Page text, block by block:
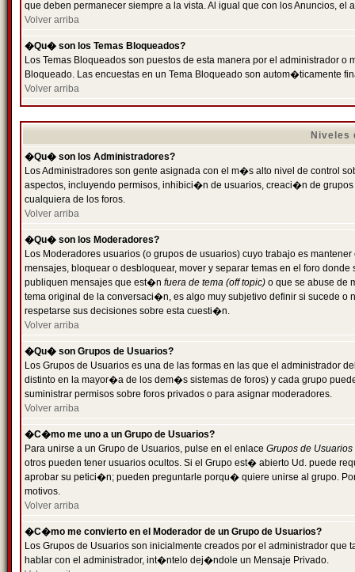
que deben permanecer siempre a la vista. Al igual que con los Anuncios,
Volver arriba
�Qu� son los Temas Bloqueados?
Los Temas Bloqueados son puestos de esta manera por el administrador
Bloqueado. Las encuestas en un Tema Bloqueado son autom�ticamente
Volver arriba
Niveles
�Qu� son los Administradores?
Los Administradores son gente asignada con el m�s alto nivel de control
aspectos, incluyendo permisos, inhibici�n de usuarios, creaci�n de
cualquiera de los foros.
Volver arriba
�Qu� son los Moderadores?
Los Moderadores usuarios (o grupos de usuarios) cuyo trabajo es
mensajes, bloquear o desbloquear, mover y separar temas en el foro
publiquen mensajes que est�n fuera de tema (off topic) o que se abuse de
tema original de la conversaci�n, es algo muy subjetivo definir si sucede
respetarse sus decisiones sobre esta cuesti�n.
Volver arriba
�Qu� son Grupos de Usuarios?
Los Grupos de Usuarios es una de las formas en las que el administrador
distinto en la mayor�a de los dem�s sistemas de foros) y cada grupo
suministrar permisos sobre foros privados o para asignar moderadores.
Volver arriba
�C�mo me uno a un Grupo de Usuarios?
Para unirse a un Grupo de Usuarios, pulse en el enlace Grupos de Usuarios
otros pueden tener usuarios ocultos. Si el Grupo est� abierto Ud. puede
aprobar su petici�n; pueden preguntarle porqu� quiere unirse al grupo.
motivos.
Volver arriba
�C�mo me convierto en el Moderador de un Grupo de Usuarios?
Los Grupos de Usuarios son inicialmente creados por el administrador
hablar con el administrador, int�ntelo dej�ndole un Mensaje Privado.